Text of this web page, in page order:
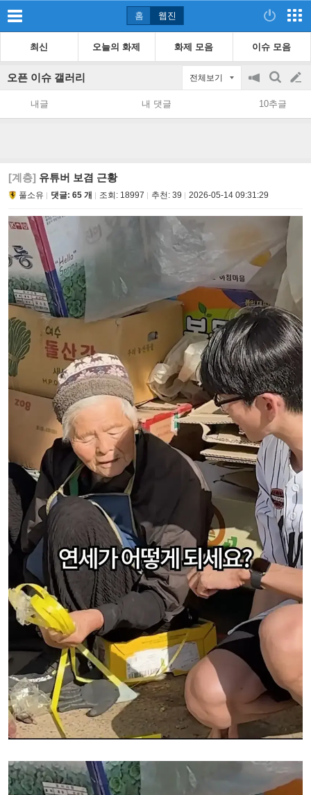
홈 웹진
최신 오늘의 화제 화제 모음 이슈 모음
오픈 이슈 갤러리 전체보기
공
지
on/off
검
색
글
쓰
내글 내 댓글 10추글
[계층] 유튜버 보겸 근황
풀소유 댓글: 65 개 조회: 18997 추천: 39 2026-05-14 09:31:29